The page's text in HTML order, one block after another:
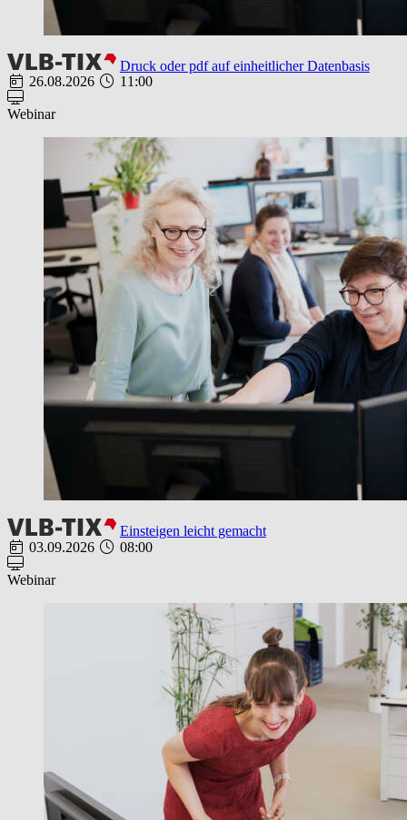
Druck oder pdf auf einheitlicher Datenbasis
26.08.2026
11:00
Webinar
Einsteigen leicht gemacht
03.09.2026
08:00
Webinar